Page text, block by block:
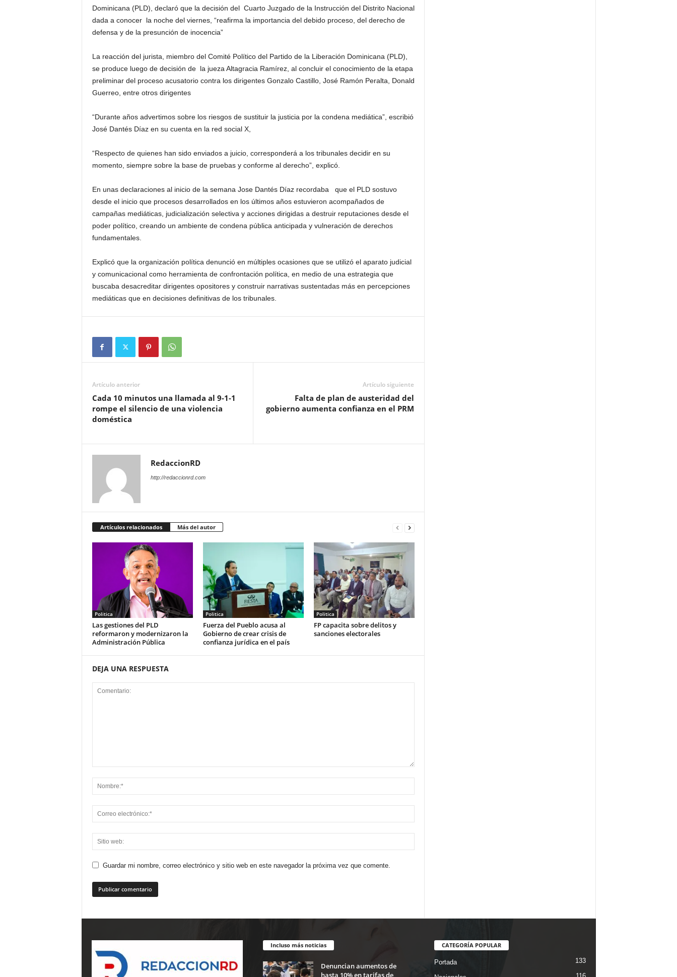
Dominicana (PLD), declaró que la decisión del Cuarto Juzgado de la Instrucción del Distrito Nacional
dada a conocer la noche del viernes, “reafirma la importancia del debido proceso, del derecho de
defensa y de la presunción de inocencia”
La reacción del jurista, miembro del Comité Político del Partido de la Liberación Dominicana (PLD),
se produce luego de decisión de la jueza Altagracia Ramírez, al concluir el conocimiento de la etapa
preliminar del proceso acusatorio contra los dirigentes Gonzalo Castillo, José Ramón Peralta, Donald
Guerreo, entre otros dirigentes
“Durante años advertimos sobre los riesgos de sustituir la justicia por la condena mediática”, escribió
José Dantés Díaz en su cuenta en la red social X,
“Respecto de quienes han sido enviados a juicio, corresponderá a los tribunales decidir en su
momento, siempre sobre la base de pruebas y conforme al derecho”, explicó.
En unas declaraciones al inicio de la semana Jose Dantés Díaz recordaba que el PLD sostuvo
desde el inicio que procesos desarrollados en los últimos años estuvieron acompañados de
campañas mediáticas, judicialización selectiva y acciones dirigidas a destruir reputaciones desde el
poder político, creando un ambiente de condena pública anticipada y vulneración de derechos
fundamentales.
Explicó que la organización política denunció en múltiples ocasiones que se utilizó el aparato judicial
y comunicacional como herramienta de confrontación política, en medio de una estrategia que
buscaba desacreditar dirigentes opositores y construir narrativas sustentadas más en percepciones
mediáticas que en decisiones definitivas de los tribunales.
Artículo anterior
Cada 10 minutos una llamada al 9-1-1
rompe el silencio de una violencia
doméstica
Artículo siguiente
Falta de plan de austeridad del
gobierno aumenta confianza en el PRM
RedaccionRD
http://redaccionrd.com
Artículos relacionados Más del autor
Politica
Las gestiones del PLD
reformaron y modernizaron la
Administración Pública
Politica
Fuerza del Pueblo acusa al
Gobierno de crear crisis de
confianza jurídica en el país
Politica
FP capacita sobre delitos y
sanciones electorales
DEJA UNA RESPUESTA
Guardar mi nombre, correo electrónico y sitio web en este navegador la próxima vez que comente.
Incluso más noticias
Denuncian aumentos de
hasta 10% en tarifas de
CATEGORÍA POPULAR
Portada 133